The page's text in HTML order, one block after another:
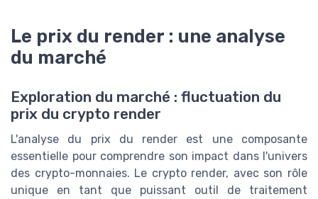
Le prix du render : une analyse
du marché
Exploration du marché : fluctuation du
prix du crypto render
L'analyse du prix du render est une composante
essentielle pour comprendre son impact dans l'univers
des crypto-monnaies. Le crypto render, avec son rôle
unique en tant que puissant outil de traitement